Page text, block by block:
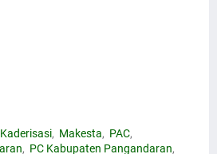
Kaderisasi Makesta
PAC
PC Kabupaten Pangandaran